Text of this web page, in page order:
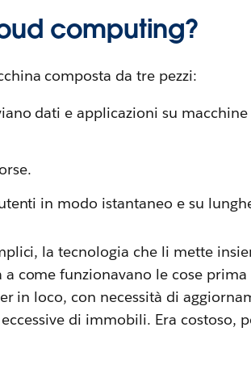
computing?
composta da tre pezzi:
dati e applicazioni su
in modo istantaneo e su
la tecnologia che li mette
come funzionavano le cose
in loco, con necessità di
di immobili. Era costoso,